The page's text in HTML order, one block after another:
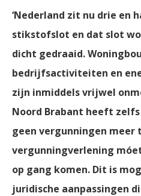
‘Nederland zit nu drie en
stikstofslot en dat slot
dicht gedraaid.
bedrijfsactiviteiten en
zijn inmiddels vrijwel
Noord Brabant heeft
geen vergunningen meer
vergunningverlening
op gang komen. Dit is
juridische aanpassingen